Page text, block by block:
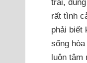
trái,
rất tình
phải biết
sống
luôn tâm